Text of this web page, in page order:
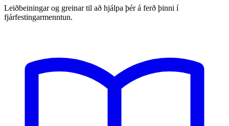
Leiðbeiningar og greinar til að hjálpa þér á ferð þinni í
fjárfestingarmenntun.